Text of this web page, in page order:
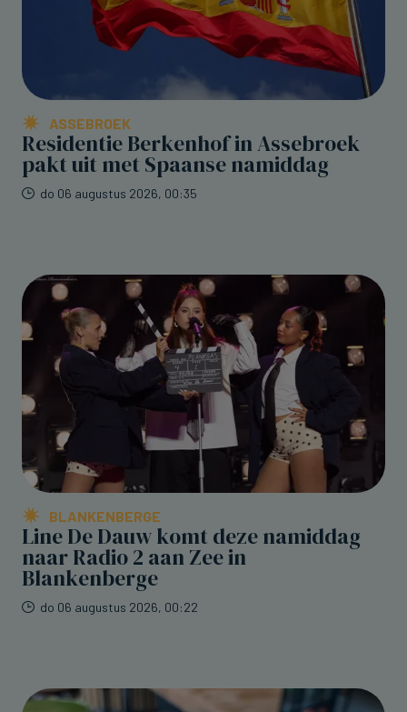
ASSEBROEK
Residentie Berkenhof in Assebroek
pakt uit met Spaanse namiddag
do 06 augustus 2026, 00:35
BLANKENBERGE
Line De Dauw komt deze namiddag
naar Radio 2 aan Zee in
Blankenberge
do 06 augustus 2026, 00:22